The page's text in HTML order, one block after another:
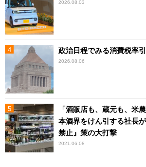
2026.08.03
政治日程でみる消費税率
2026.08.06
「酒販店も、蔵元も、米
本酒界をけん引する社長
禁止』策の大打撃
2021.06.08